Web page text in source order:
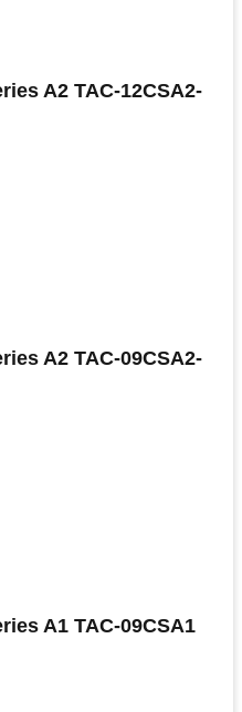
A2 TAC-12CSA2-
A2 TAC-09CSA2-
A1 TAC-09CSA1